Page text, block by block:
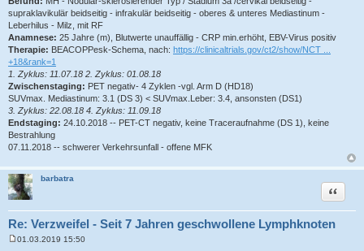
supraklavikulär beidseitig - infrakulär beidseitig - oberes & unteres Mediastinum -
Leberhilus - Milz, mit RF
Anamnese: 25 Jahre (m), Blutwerte unauffällig - CRP min.erhöht, EBV-Virus positiv
Therapie: BEACOPPesk-Schema, nach: https://clinicaltrials.gov/ct2/show/NCT ...
+18&rank=1
1. Zyklus: 11.07.18 2. Zyklus: 01.08.18
Zwischenstaging: PET negativ- 4 Zyklen -vgl. Arm D (HD18)
SUVmax. Mediastinum: 3.1 (DS 3) < SUVmax.Leber: 3.4, ansonsten (DS1)
3. Zyklus: 22.08.18 4. Zyklus: 11.09.18
Endstaging: 24.10.2018 -- PET-CT negativ, keine Traceraufnahme (DS 1), keine
Bestrahlung
07.11.2018 -- schwerer Verkehrsunfall - offene MFK
barbatra
Re: Verzweifel - Seit 7 Jahren geschwollene Lymphknoten
Zitat
01.03.2019 15:50